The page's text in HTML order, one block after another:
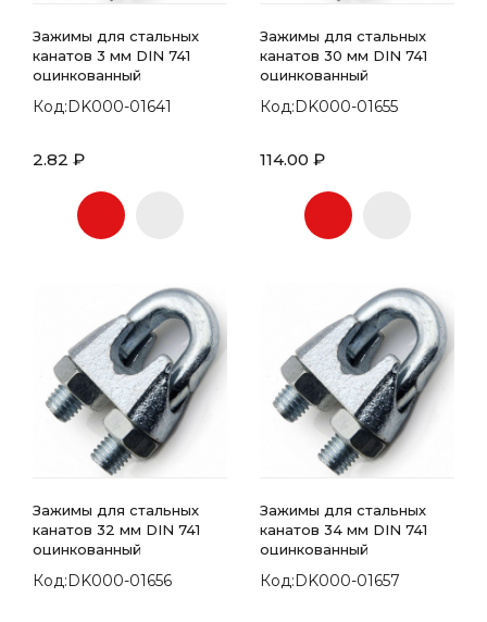
Зажимы для стальных
канатов 3 мм DIN 741
оцинкованный
Код:DK000-01641
2.82 ₽
Зажимы для стальных
канатов 30 мм DIN 741
оцинкованный
Код:DK000-01655
114.00 ₽
Зажимы для стальных
канатов 32 мм DIN 741
оцинкованный
Код:DK000-01656
Зажимы для стальных
канатов 34 мм DIN 741
оцинкованный
Код:DK000-01657